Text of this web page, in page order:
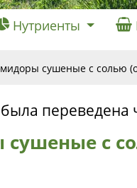
Нутриенты
сушеные с солью
с